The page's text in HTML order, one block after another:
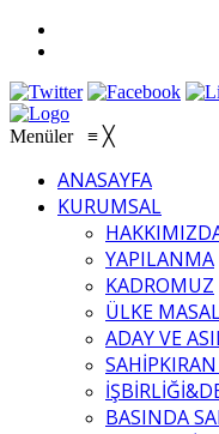
Menüler ≡ ╳
ANASAYFA
KURUMSAL
YAPILANMA
KADROMUZ
ÜLKE
ADAY VE
BASINDA